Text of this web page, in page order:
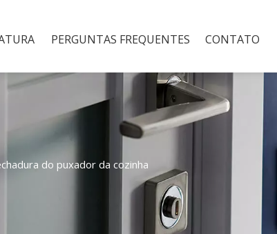
PERGUNTAS FREQUENTES CONTATO
do puxador da cozinha